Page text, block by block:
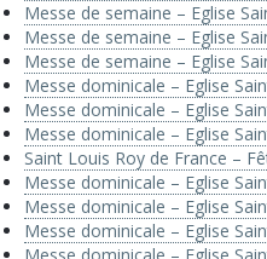
Messe de semaine – Eglise
Messe de semaine – Eglise
Messe de semaine – Eglise
Messe dominicale – Eglise
Messe dominicale – Eglise
Messe dominicale – Eglise
Saint Louis Roy de France –
Messe dominicale – Eglise
Messe dominicale – Eglise
Messe dominicale – Eglise